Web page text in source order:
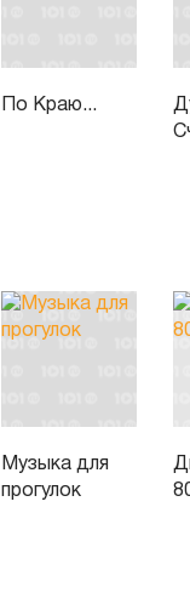
По Краю...
Музыка для
прогулок